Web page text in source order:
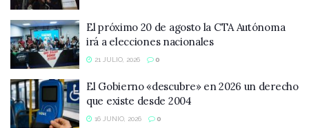
El próximo 20 de agosto la CTA Autónoma
irá a elecciones nacionales
21 JULIO, 2026 0
El Gobierno «descubre» en 2026 un derecho
que existe desde 2004
16 JUNIO, 2026 0